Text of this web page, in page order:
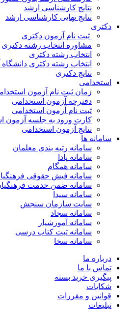
نتایج کارشناسی ارشد
نتایج نهایی کارشناسی ارشد
دکتری
ثبت نام آزمون دکتری
مشاوره انتخاب رشته دکتری
انتخاب رشته دکتری
انتخاب رشته دکتری دانشگاه
نتایج دکتری
استخدامی
زمان ثبت نام آزمون
دفترچه آزمون استخدامی
ثبت نام آزمون استخدامی
کارت ورود به جلسه آزمون
نتایج آزمون استخدامی
سامانه ها
سامانه رتبه بندی معلمان
سامانه پادا
سامانه همگام
سامانه فیش حقوقی
سامانه ضمن خدمت
سامانه سیدا
سایت سازمان سنجش
سامانه سجاد
سامانه آموزشیار
سامانه ثبت کتاب درسی
سامانه سخا
درباره ما
تماس با ما
پیگیری خرید بسته
شکایات
قوانین و مقررات
تبلیغات